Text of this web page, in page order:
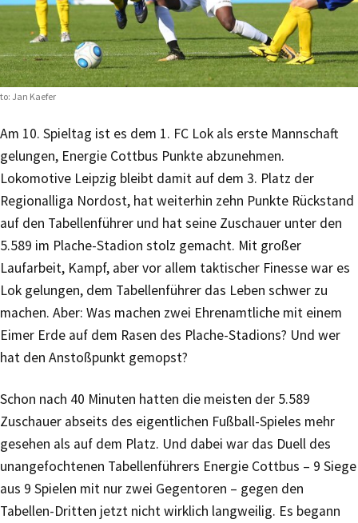
Jan Kaefer
Am 10. Spieltag ist es dem 1. FC Lok als erste Mannschaft
gelungen, Energie Cottbus Punkte abzunehmen.
Lokomotive Leipzig bleibt damit auf dem 3. Platz der
Regionalliga Nordost, hat weiterhin zehn Punkte Rückstand
auf den Tabellenführer und hat seine Zuschauer unter den
5.589 im Plache-Stadion stolz gemacht. Mit großer
Laufarbeit, Kampf, aber vor allem taktischer Finesse war es
Lok gelungen, dem Tabellenführer das Leben schwer zu
machen. Aber: Was machen zwei Ehrenamtliche mit einem
Eimer Erde auf dem Rasen des Plache-Stadions? Und wer
hat den Anstoßpunkt gemopst?
Schon nach 40 Minuten hatten die meisten der 5.589
Zuschauer abseits des eigentlichen Fußball-Spieles mehr
gesehen als auf dem Platz. Und dabei war das Duell des
unangefochtenen Tabellenführers Energie Cottbus – 9 Siege
aus 9 Spielen mit nur zwei Gegentoren – gegen den
Tabellen-Dritten jetzt nicht wirklich langweilig. Es begann